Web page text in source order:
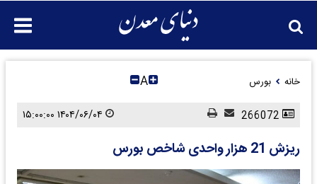
خانه بورس A
ریزش 21 هزار واحدی شاخص بورس